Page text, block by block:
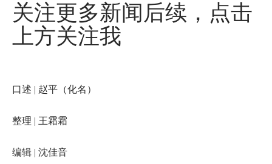
关注更多新闻后续，点击
上方关注我
口述 | 赵平（化名）
整理 | 王霜霜
编辑 | 沈佳音